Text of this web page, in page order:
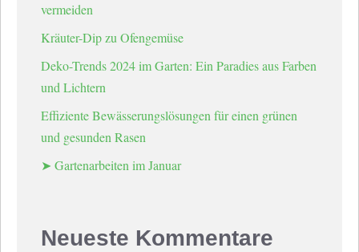
vermeiden
Kräuter-Dip zu Ofengemüse
Deko-Trends 2024 im Garten: Ein Paradies aus Farben
und Lichtern
Effiziente Bewässerungslösungen für einen grünen
und gesunden Rasen
➤ Gartenarbeiten im Januar
Neueste Kommentare